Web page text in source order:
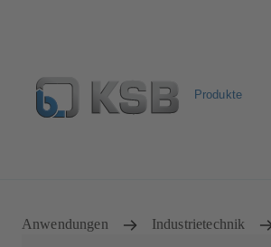
Produkte
Anwendungen Industrietechnik